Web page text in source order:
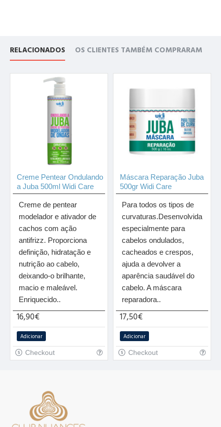
RELACIONADOS OS CLIENTES TAMBÉM COMPRARAM
Creme Pentear Ondulando
a Juba 500ml Widi Care
Creme de pentear
modelador e ativador de
cachos com ação
antifrizz. Proporciona
definição, hidratação e
nutrição ao cabelo,
deixando-o brilhante,
macio e maleável.
Enriquecido..
16,90€
Adicionar
Checkout
Máscara Reparação Juba
500gr Widi Care
Para todos os tipos de
curvaturas.Desenvolvida
especialmente para
cabelos ondulados,
cacheados e crespos,
ajuda a devolver a
aparência saudável do
cabelo. A máscara
reparadora..
17,50€
Adicionar
Checkout